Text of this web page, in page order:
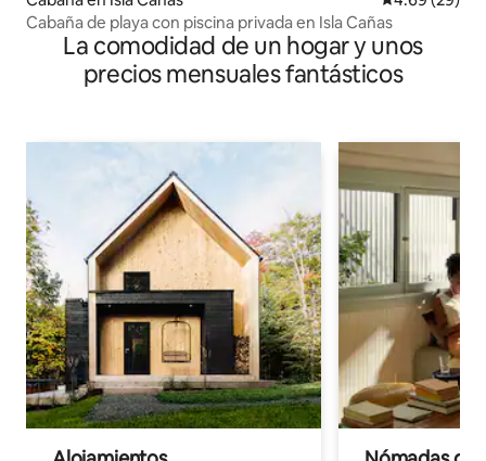
Cabaña de playa con piscina privada en Isla Cañas
La comodidad de un hogar y unos
precios mensuales fantásticos